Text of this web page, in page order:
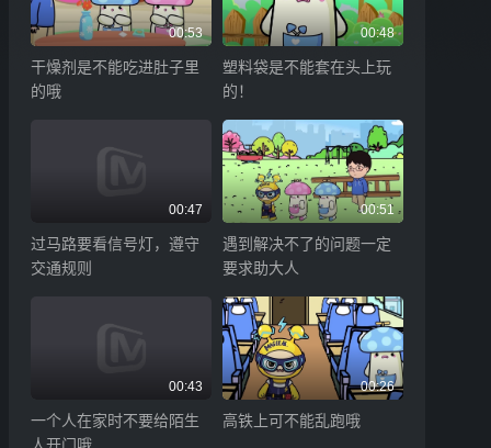
00:53
干燥剂是不能吃进肚子里
的哦
00:48
塑料袋是不能套在头上玩
的！
00:47
过马路要看信号灯，遵守
交通规则
00:51
遇到解决不了的问题一定
要求助大人
00:43
一个人在家时不要给陌生
00:26
高铁上可不能乱跑哦